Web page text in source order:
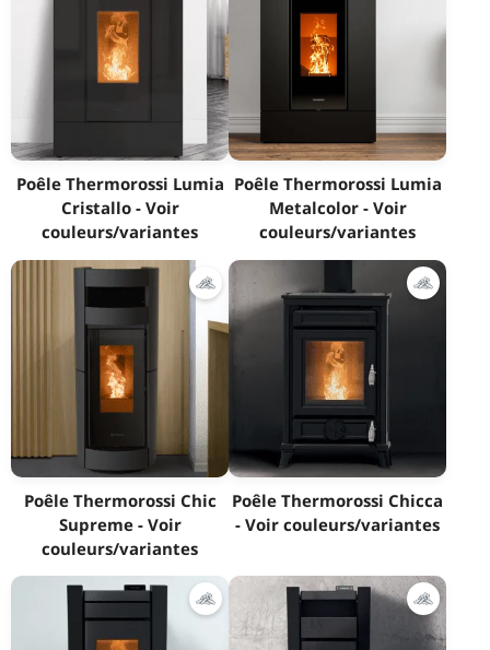
Poêle Thermorossi Lumia
Cristallo - Voir
couleurs/variantes
Poêle Thermorossi Lumia
Metalcolor - Voir
couleurs/variantes
Poêle Thermorossi Chic
Supreme - Voir
couleurs/variantes
Poêle Thermorossi Chicca
- Voir couleurs/variantes